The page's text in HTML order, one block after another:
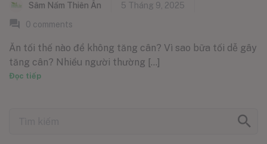
Sâm Nấm Thiên Ân
5 Tháng 9, 2025
0 comments
Ăn tối thế nào để không tăng cân? Vì sao bữa tối dễ gây
tăng cân? Nhiều người thường [...]
Đọc tiếp